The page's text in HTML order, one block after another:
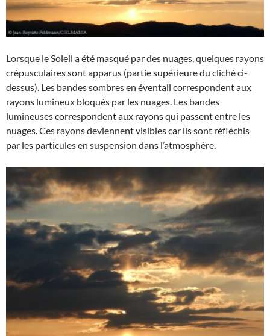
Lorsque le Soleil a été masqué par des nuages, quelques rayons
crépusculaires sont apparus (partie supérieure du cliché ci-
dessus). Les bandes sombres en éventail correspondent aux
rayons lumineux bloqués par les nuages. Les bandes
lumineuses correspondent aux rayons qui passent entre les
nuages. Ces rayons deviennent visibles car ils sont réfléchis
par les particules en suspension dans l’atmosphère.